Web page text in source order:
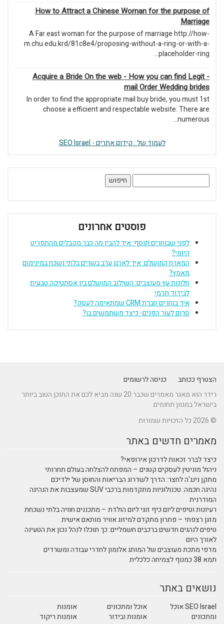
How to Attract a Chinese Woman for the purpose of
Marriage
A Far east woman for the purpose of marriage http://how-
m.chu.edu.krd/81c8e4/proposing-without-a-ring-or-with-a-
placeholder-ring...
Acquire a Bride On the web - How you can find Legit -
mail Order Wedding brides
In order to find the appropriate mail buy bride, you must 1st
choose a efficient and respectable website. There are
numerous...
לעמוד של : קידום אתרים - SEO Israel
פוסטים אחרונים
לפני שבוחרים תוסף: איך להבין מה כבר מקבלים מהתפריט
היומי?
המארח המושלם: איך לארגן ערב בשרים בלתי נשכח במינימום
מאמץ?
חלונות עץ מעוצבים: השילוב המושלם בין אסתטיקה טבעית
לבידוד תרמי
איך בוחרים חברת CRM שמתאימה לעסק?
סרום לעור הפנים- כיצד משתמשים בו?
הצטרף ככותב
כניסה לרשומים
רידר הוא מאגר מאמרים שכבר 20 שנה מביא לכם את התוכן הטוב ביותר
בישראל במגוון תחומים.
© 2026 כל הזכויות שמורות
מאמרים חדשים באתר
כיצד לברר זכאות לדרכון אירופאי?
ניהול מוניטין לעסקים קטנים – המפתח להצלחה בעולם תחרותי
מתקן נינג'ה לחצר: הדרך לשדרוג הבריאות והחוסן של ילדיכם
נהיגה חכמה: טכנולוגיות מתקדמות ברכבי SUV שמעצבות את הנהיגה
המודרנית
רעיונות וטיפים ליום כיף זוגי ליום הולדת – מתכננים חוויה בלתי נשכחת
מזגן רצפתי – פתרון מתקדם למיזוג אוויר מותאם אישית
טיפים לנהגים חדשים ברכבים חשמליים: כך תוכלו לנהל נכון את הטעינה
לאורך היום
מדפי מתכת מעוצבים של המותג אלומון לחדרי עבודה ומשרדים
תמא 38 כמנוף לצמיחה כלכלית
נושאים באתר
SEO Israel אוכל
ומתכונים
אוכל ומתכונים
אומנות
אומנות ובידור
אומנות ריקוד